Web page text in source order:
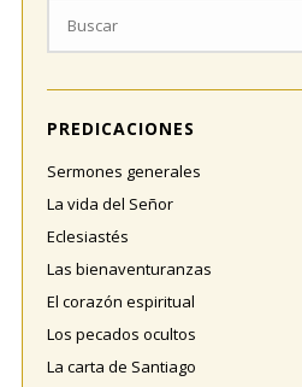
PREDICACIONES
Sermones generales
La vida del Señor
Eclesiastés
Las bienaventuranzas
El corazón espiritual
Los pecados ocultos
La carta de Santiago